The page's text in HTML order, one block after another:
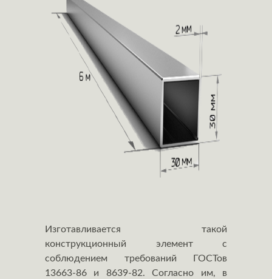
Изготавливается такой
конструкционный элемент с
соблюдением требований ГОСТов
13663-86 и 8639-82. Согласно им, в